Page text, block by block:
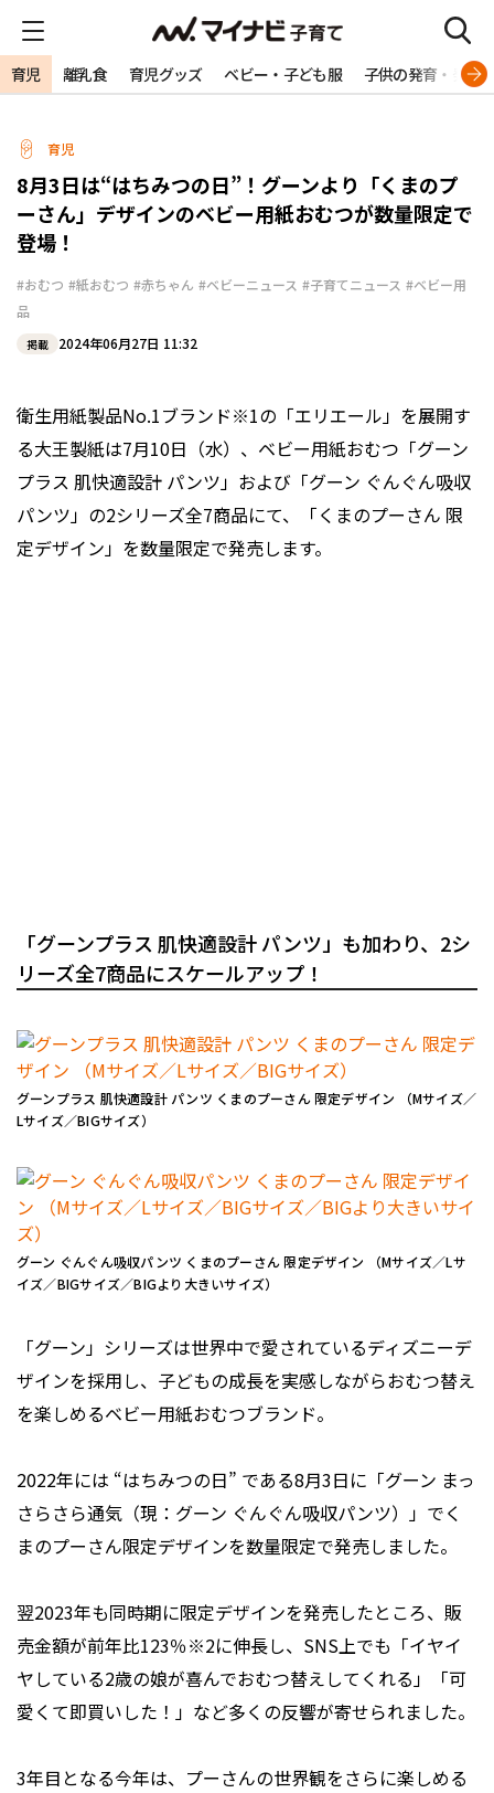
育児 離乳食 育児グッズ ベビー・子ども服 子供の発育・発達
育児
8月3日は“はちみつの日”！グーンより「くまのプ
ーさん」デザインのベビー用紙おむつが数量限定で
登場！
#おむつ #紙おむつ #赤ちゃん #ベビーニュース #子育てニュース #ベビー用
品
掲載 2024年06月27日 11:32
衛生用紙製品No.1ブランド※1の「エリエール」を展開す
る大王製紙は7月10日（水）、ベビー用紙おむつ「グーン
プラス 肌快適設計 パンツ」および「グーン ぐんぐん吸収
パンツ」の2シリーズ全7商品にて、「くまのプーさん 限
定デザイン」を数量限定で発売します。
「グーンプラス 肌快適設計 パンツ」も加わり、2シ
リーズ全7商品にスケールアップ！
グーンプラス 肌快適設計 パンツ くまのプーさん 限定デザイン （Mサイズ／
Lサイズ／BIGサイズ）
グーン ぐんぐん吸収パンツ くまのプーさん 限定デザイン （Mサイズ／Lサ
イズ／BIGサイズ／BIGより大きいサイズ）
「グーン」シリーズは世界中で愛されているディズニーデ
ザインを採用し、子どもの成長を実感しながらおむつ替え
を楽しめるベビー用紙おむつブランド。
2022年には “はちみつの日” である8月3日に「グーン まっ
さらさら通気（現：グーン ぐんぐん吸収パンツ）」でく
まのプーさん限定デザインを数量限定で発売しました。
翌2023年も同時期に限定デザインを発売したところ、販
売金額が前年比123％※2に伸長し、SNS上でも「イヤイ
ヤしている2歳の娘が喜んでおむつ替えしてくれる」「可
愛くて即買いした！」など多くの反響が寄せられました。
3年目となる今年は、プーさんの世界観をさらに楽しめる